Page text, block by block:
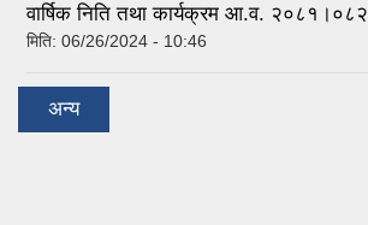
वार्षिक निति तथा कार्यक्रम आ.व. २०८१।०८२
मिति: 06/26/2024 - 10:46
अन्य